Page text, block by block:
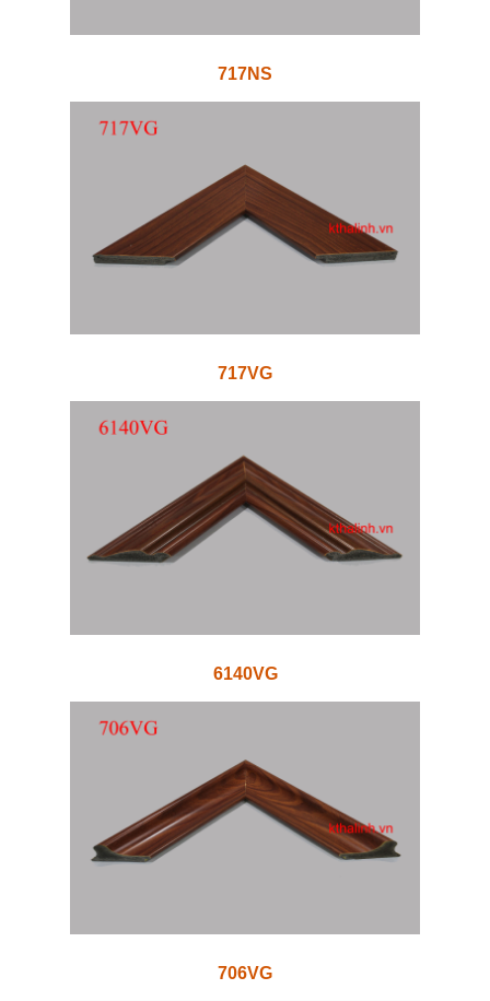
717NS
717VG
6140VG
706VG